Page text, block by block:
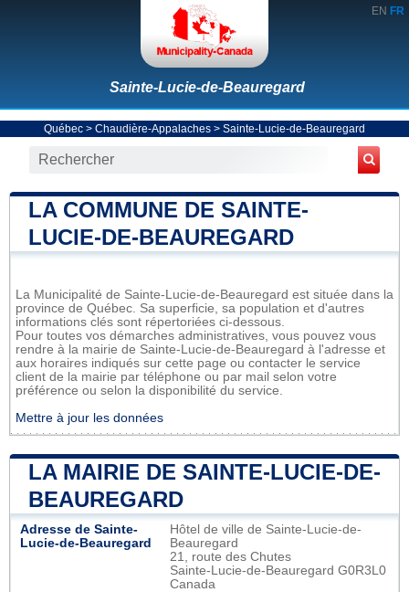
EN FR
Sainte-Lucie-de-Beauregard
Québec > Chaudière-Appalaches > Sainte-Lucie-de-Beauregard
LA COMMUNE DE SAINTE-
LUCIE-DE-BEAUREGARD
La Municipalité de Sainte-Lucie-de-Beauregard est située dans la
province de Québec. Sa superficie, sa population et d'autres
informations clés sont répertoriées ci-dessous.
Pour toutes vos démarches administratives, vous pouvez vous
rendre à la mairie de Sainte-Lucie-de-Beauregard à l'adresse et
aux horaires indiqués sur cette page ou contacter le service
client de la mairie par téléphone ou par mail selon votre
préférence ou selon la disponibilité du service.
Mettre à jour les données
LA MAIRIE DE SAINTE-LUCIE-DE-
BEAUREGARD
Adresse de Sainte-
Lucie-de-Beauregard
Hôtel de ville de Sainte-Lucie-de-
Beauregard
21, route des Chutes
Sainte-Lucie-de-Beauregard G0R3L0
Canada